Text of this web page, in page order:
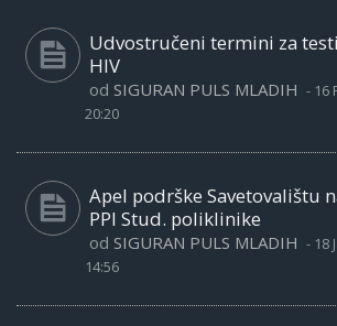
Udvostručeni termini za
HIV
od SIGURAN PULS MLADIH - 16
20:20
Apel podrške Savetovalištu
PPI Stud. poliklinike
od SIGURAN PULS MLADIH - 18
14:56